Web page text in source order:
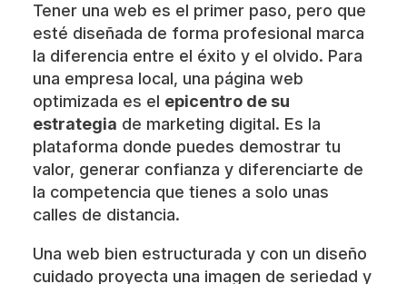
Tener una web es el primer paso, pero que
esté diseñada de forma profesional marca
la diferencia entre el éxito y el olvido. Para
una empresa local, una página web
optimizada es el epicentro de su
estrategia de marketing digital. Es la
plataforma donde puedes demostrar tu
valor, generar confianza y diferenciarte de
la competencia que tienes a solo unas
calles de distancia.
Una web bien estructurada y con un diseño
cuidado proyecta una imagen de seriedad y